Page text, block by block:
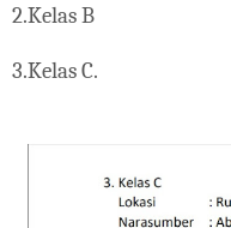
2.Kelas B
3.Kelas C.